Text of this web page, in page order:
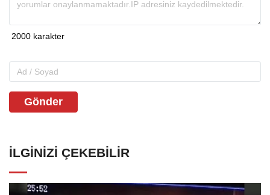
Gönder
İLGINIZI ÇEKEBILIR